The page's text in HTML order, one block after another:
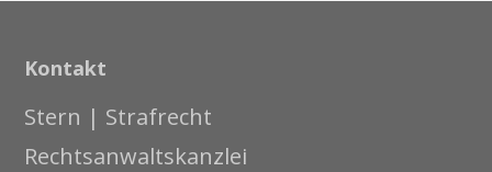
Kontakt
Stern | Strafrecht
Rechtsanwaltskanzlei